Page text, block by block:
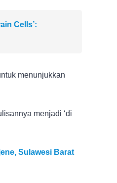
Cells’:
menunjukkan
menjadi ‘di
Sulawesi Barat